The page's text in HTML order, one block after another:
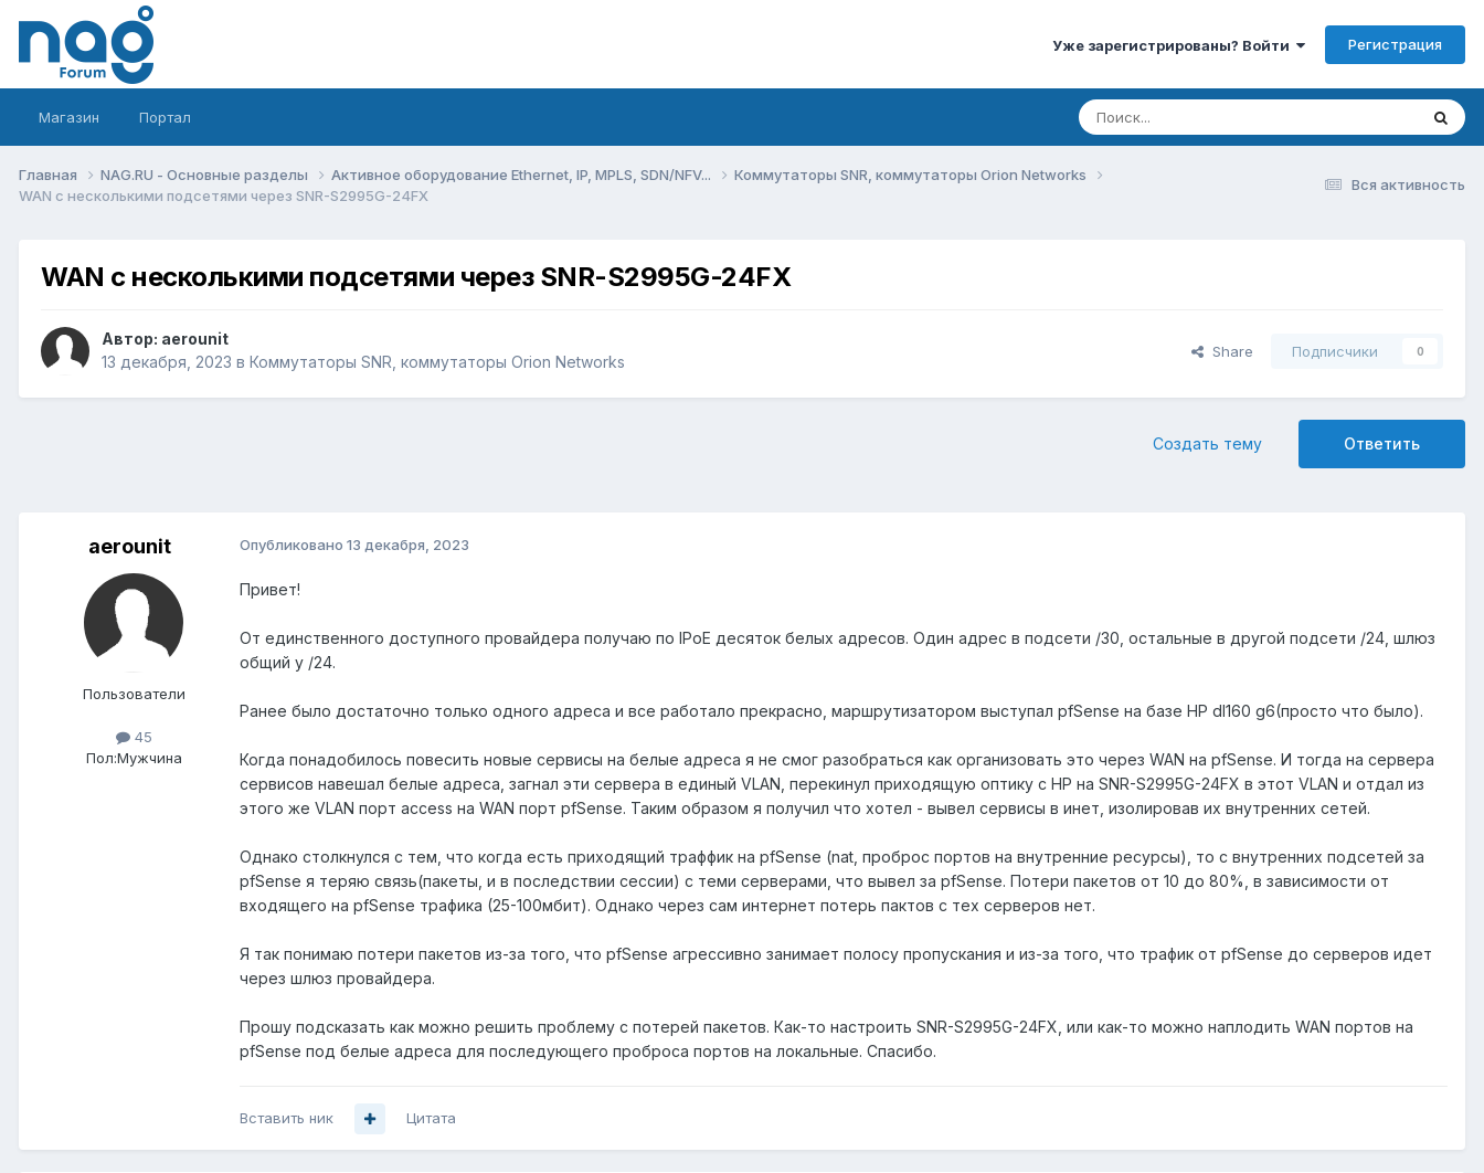
Уже зарегистрированы? Войти Регистрация
Магазин Портал
Вся активность
Главная NAG.RU - Основные разделы Активное оборудование Ethernet, IP, MPLS, SDN/NFV...
Коммутаторы SNR, коммутаторы Orion Networks
WAN с несколькими подсетями через SNR-S2995G-24FX
WAN с несколькими подсетями через SNR-S2995G-24FX
Автор: aerounit
13 декабря, 2023 в Коммутаторы SNR, коммутаторы Orion Networks
Share Подписчики 0
Ответить
Создать тему
aerounit
Пользователи
45
Пол:Мужчина
Опубликовано 13 декабря, 2023
Привет!
От единственного доступного провайдера получаю по IPoE десяток белых адресов. Один адрес в подсети /30, остальные в другой подсети /24, шлюз
общий у /24.
Ранее было достаточно только одного адреса и все работало прекрасно, маршрутизатором выступал pfSense на базе HP dl160 g6(просто что было).
Когда понадобилось повесить новые сервисы на белые адреса я не смог разобраться как организовать это через WAN на pfSense. И тогда на сервера
сервисов навешал белые адреса, загнал эти сервера в единый VLAN, перекинул приходящую оптику с HP на SNR-S2995G-24FX в этот VLAN и отдал из
этого же VLAN порт access на WAN порт pfSense. Таким образом я получил что хотел - вывел сервисы в инет, изолировав их внутренних сетей.
Однако столкнулся с тем, что когда есть приходящий траффик на pfSense (nat, проброс портов на внутренние ресурсы), то с внутренних подсетей за
pfSense я теряю связь(пакеты, и в последствии сессии) с теми серверами, что вывел за pfSense. Потери пакетов от 10 до 80%, в зависимости от
входящего на pfSense трафика (25-100мбит). Однако через сам интернет потерь пактов с тех серверов нет.
Я так понимаю потери пакетов из-за того, что pfSense агрессивно занимает полосу пропускания и из-за того, что трафик от pfSense до серверов идет
через шлюз провайдера.
Прошу подсказать как можно решить проблему с потерей пакетов. Как-то настроить SNR-S2995G-24FX, или как-то можно наплодить WAN портов на
pfSense под белые адреса для последующего проброса портов на локальные. Спасибо.
Вставить ник Цитата